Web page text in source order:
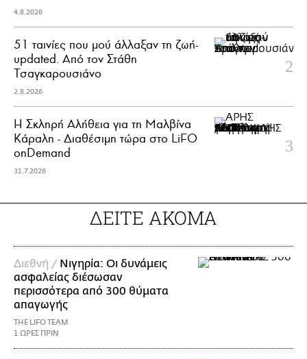
4.8.2026
51 ταινίες που μού άλλαξαν τη ζωή-
updated. Aπό τον Στάθη
Τσαγκαρουσιάνο
2.8.2026
Η Σκληρή Αλήθεια για τη Μαλβίνα
Κάραλη - Διαθέσιμη τώρα στo LiFO
onDemand
31.7.2026
ΔΕΙΤΕ ΑΚΟΜΑ
Διεθνή / Νιγηρία: Οι δυνάμεις
ασφαλείας διέσωσαν
περισσότερα από 300 θύματα
απαγωγής
THE LIFO TEAM
1 ΩΡΕΣ ΠΡΙΝ